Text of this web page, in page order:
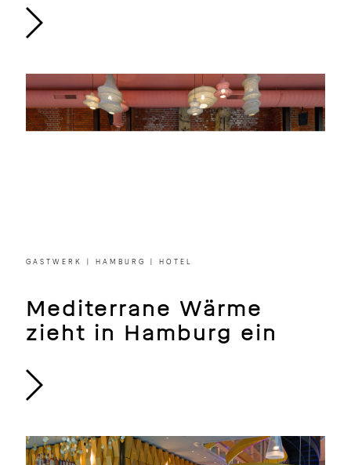
GASTWERK | HAMBURG | HOTEL
Mediterrane Wärme
zieht in Hamburg ein